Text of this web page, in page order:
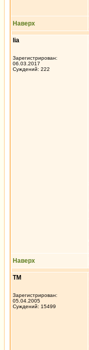
Наверх
lia
Зарегистрирован:
06.03.2017
Суждений: 222
Наверх
ТМ
Зарегистрирован:
05.04.2005
Суждений: 15499